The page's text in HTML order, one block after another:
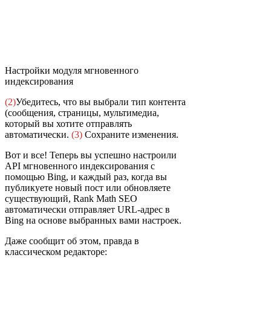
Настройки модуля мгновенного
индексирования
(2)Убедитесь, что вы выбрали тип контента
(сообщения, страницы, мультимедиа,
который вы хотите отправлять
автоматически. (3) Сохраните изменения.
Вот и все! Теперь вы успешно настроили
API мгновенного индексирования с
помощью Bing, и каждый раз, когда вы
публикуете новый пост или обновляете
существующий, Rank Math SEO
автоматически отправляет URL-адрес в
Bing на основе выбранных вами настроек.
Даже сообщит об этом, правда в
классическом редакторе: